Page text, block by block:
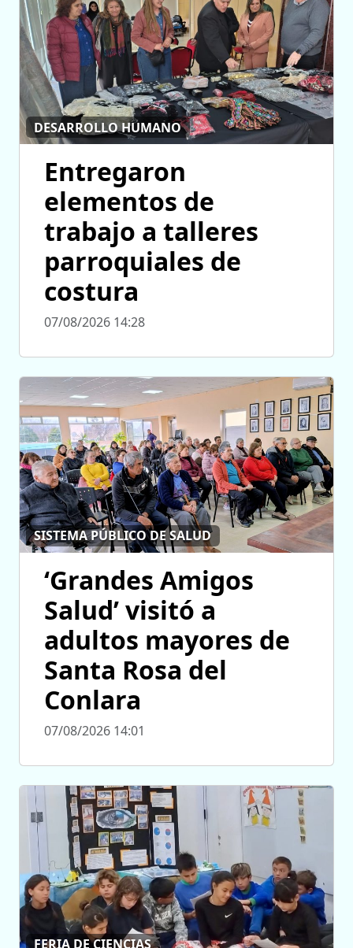
DESARROLLO HUMANO
Entregaron
elementos de
trabajo a talleres
parroquiales de
costura
07/08/2026 14:28
SISTEMA PÚBLICO DE SALUD
‘Grandes Amigos
Salud’ visitó a
adultos mayores de
Santa Rosa del
Conlara
07/08/2026 14:01
FERIA DE CIENCIAS